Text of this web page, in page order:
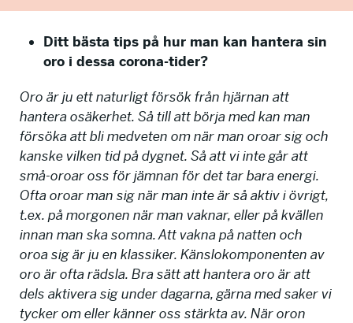
Ditt bästa tips på hur man kan hantera sin
oro i dessa corona-tider?
Oro är ju ett naturligt försök från hjärnan att
hantera osäkerhet. Så till att börja med kan man
försöka att bli medveten om när man oroar sig och
kanske vilken tid på dygnet. Så att vi inte går att
små-oroar oss för jämnan för det tar bara energi.
Ofta oroar man sig när man inte är så aktiv i övrigt,
t.ex. på morgonen när man vaknar, eller på kvällen
innan man ska somna. Att vakna på natten och
oroa sig är ju en klassiker. Känslokomponenten av
oro är ofta rädsla. Bra sätt att hantera oro är att
dels aktivera sig under dagarna, gärna med saker vi
tycker om eller känner oss stärkta av. När oron